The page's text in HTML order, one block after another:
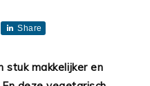
Share
stuk makkelijker en